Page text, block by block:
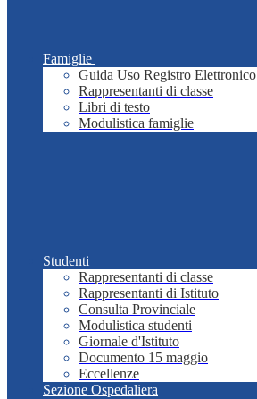
Famiglie
Guida Uso Registro Elettronico
Rappresentanti di classe
Libri di testo
Modulistica famiglie
Studenti
Rappresentanti di classe
Rappresentanti di Istituto
Consulta Provinciale
Modulistica studenti
Giornale d'Istituto
Documento 15 maggio
Eccellenze
Sezione Ospedaliera